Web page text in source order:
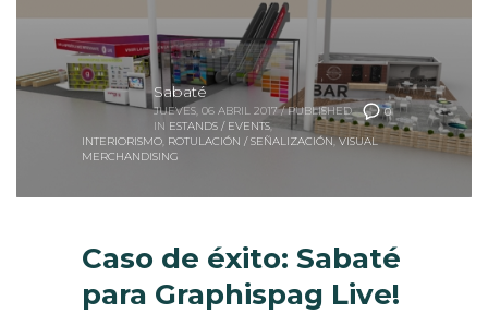
0
Sabaté
JUEVES, 06 ABRIL 2017 / PUBLISHED
IN ESTANDS / EVENTS,
INTERIORISMO, ROTULACIÓN / SEÑALIZACIÓN,VISUAL
MERCHANDISING
Caso de éxito: Sabaté
para Graphispag Live!